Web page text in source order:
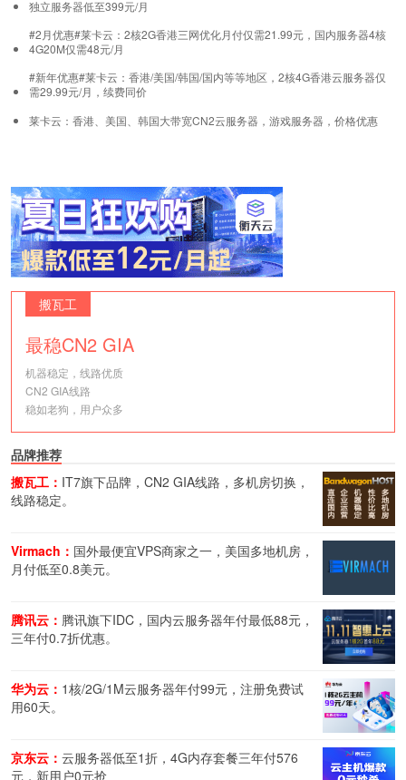
独立服务器低至399元/月
#2月优惠#莱卡云：2核2G香港三网优化月付仅需21.99元，国内服务器4核
4G20M仅需48元/月
#新年优惠#莱卡云：香港/美国/韩国/国内等等地区，2核4G香港云服务器仅
需29.99元/月，续费同价
莱卡云：香港、美国、韩国大带宽CN2云服务器，游戏服务器，价格优惠
搬瓦工
最稳CN2 GIA
机器稳定，线路优质
CN2 GIA线路
稳如老狗，用户众多
品牌推荐
搬瓦工： IT7旗下品牌，CN2 GIA线路，多机房切换，
线路稳定。
Virmach： 国外最便宜VPS商家之一，美国多地机房，
月付低至0.8美元。
腾讯云： 腾讯旗下IDC，国内云服务器年付最低88元，
三年付0.7折优惠。
华为云： 1核/2G/1M云服务器年付99元，注册免费试
用60天。
京东云： 云服务器低至1折，4G内存套餐三年付576
元，新用户0元抢